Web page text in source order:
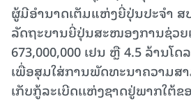
ຜູ້ມີອໍານາດເຕັມແຫ່ງຍີ່ປຸ່ນປະຈຳ ສ
ລັດຖະບານຍີ່ປຸ່ນສະໜອງການຊ່ວຍ
673,000,000 ເຢນ ຫຼື 4.5 ລ້ານໂ
ເພື່ອສຸມໃສ່ການພັດທະນາຄວາມສ
ເກັບກູ້ລະເບີດເເຫ່ງຊາດຢູ່ພາກໃຕ້ຂ